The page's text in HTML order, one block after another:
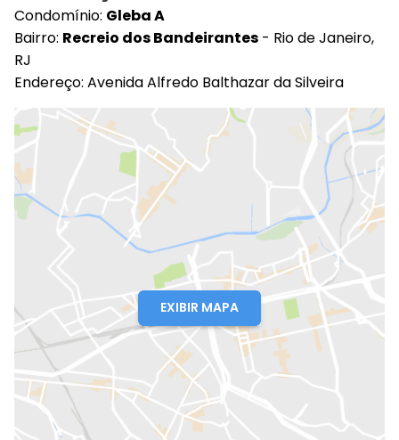
Condomínio: Gleba A
Bairro: Recreio dos Bandeirantes - Rio de Janeiro,
RJ
Endereço: Avenida Alfredo Balthazar da Silveira
EXIBIR MAPA